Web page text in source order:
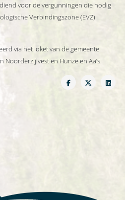
voor de vergunningen die nodig
Verbindingszone (EVZ)
via het loket van de gemeente
en Hunze en Aa’s.